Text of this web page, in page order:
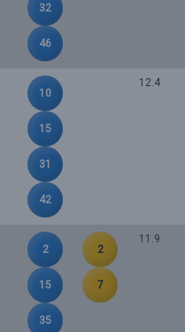
32
46
10
15
31
42
12.4
2
15
35
2
7
11.9